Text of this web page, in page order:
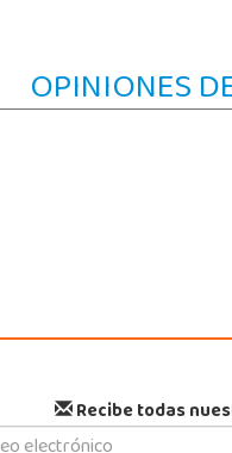
OPINIONES
Recibe todas